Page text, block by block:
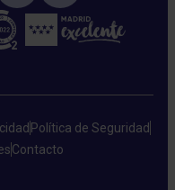
Política de Seguridad
Contacto